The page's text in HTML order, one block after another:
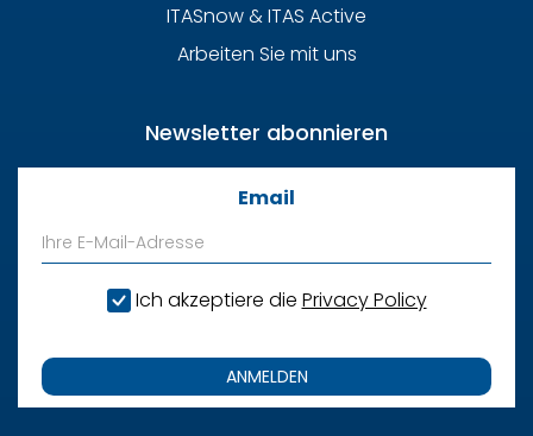
ITASnow & ITAS Active
Arbeiten Sie mit uns
Newsletter abonnieren
Email
Ich akzeptiere die Privacy Policy
ANMELDEN